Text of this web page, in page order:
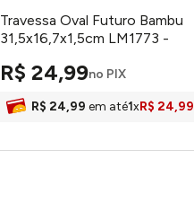
Travessa Oval Futuro Bambu
31,5x16,7x1,5cm LM1773 -
R$ 24,99no PIX
R$ 24,99 em até1xR$ 24,99